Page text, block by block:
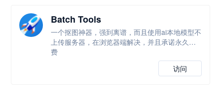
Batch Tools
一个抠图神器，强到离谱，而且使用ai本地模型不
上传服务器，在浏览器端解决，并且承诺永久免
费
访问